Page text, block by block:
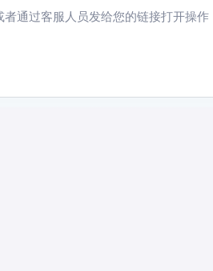
通过客服人员发给您的链接打开操